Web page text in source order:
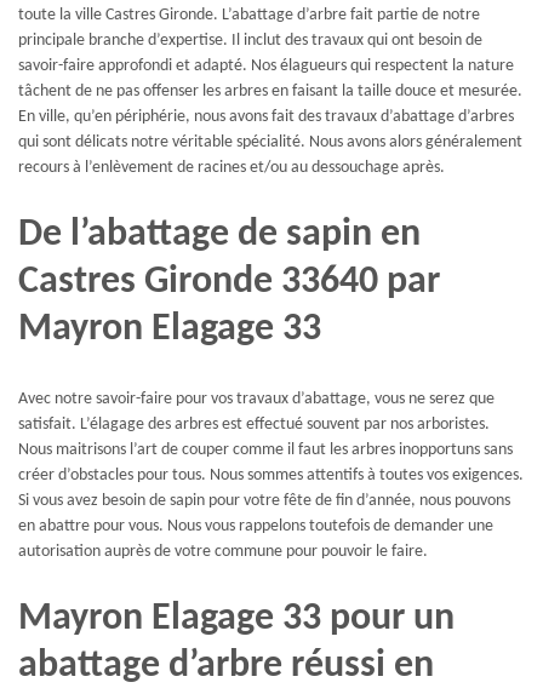
toute la ville Castres Gironde. L’abattage d’arbre fait partie de notre
principale branche d’expertise. Il inclut des travaux qui ont besoin de
savoir-faire approfondi et adapté. Nos élagueurs qui respectent la nature
tâchent de ne pas offenser les arbres en faisant la taille douce et mesurée.
En ville, qu’en périphérie, nous avons fait des travaux d’abattage d’arbres
qui sont délicats notre véritable spécialité. Nous avons alors généralement
recours à l’enlèvement de racines et/ou au dessouchage après.
De l’abattage de sapin en
Castres Gironde 33640 par
Mayron Elagage 33
Avec notre savoir-faire pour vos travaux d’abattage, vous ne serez que
satisfait. L’élagage des arbres est effectué souvent par nos arboristes.
Nous maitrisons l’art de couper comme il faut les arbres inopportuns sans
créer d’obstacles pour tous. Nous sommes attentifs à toutes vos exigences.
Si vous avez besoin de sapin pour votre fête de fin d’année, nous pouvons
en abattre pour vous. Nous vous rappelons toutefois de demander une
autorisation auprès de votre commune pour pouvoir le faire.
Mayron Elagage 33 pour un
abattage d’arbre réussi en